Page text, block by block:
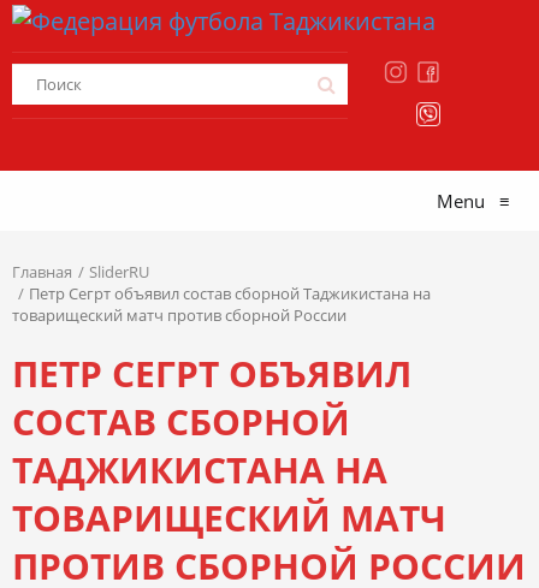
Menu ≡
Главная
SliderRU
Петр Сегрт объявил состав сборной Таджикистана на
товарищеский матч против сборной России
ПЕТР СЕГРТ ОБЪЯВИЛ
СОСТАВ СБОРНОЙ
ТАДЖИКИСТАНА НА
ТОВАРИЩЕСКИЙ МАТЧ
ПРОТИВ СБОРНОЙ РОССИИ